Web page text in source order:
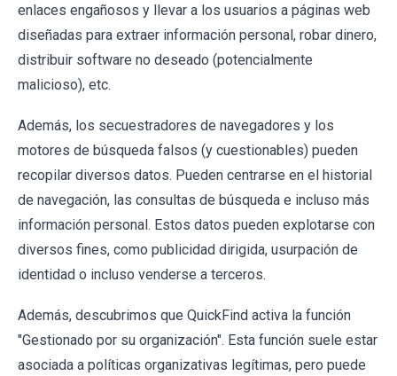
enlaces engañosos y llevar a los usuarios a páginas web
diseñadas para extraer información personal, robar dinero,
distribuir software no deseado (potencialmente
malicioso), etc.
Además, los secuestradores de navegadores y los
motores de búsqueda falsos (y cuestionables) pueden
recopilar diversos datos. Pueden centrarse en el historial
de navegación, las consultas de búsqueda e incluso más
información personal. Estos datos pueden explotarse con
diversos fines, como publicidad dirigida, usurpación de
identidad o incluso venderse a terceros.
Además, descubrimos que QuickFind activa la función
"Gestionado por su organización". Esta función suele estar
asociada a políticas organizativas legítimas, pero puede